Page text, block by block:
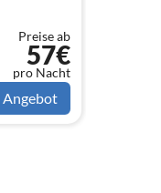
Preise ab
57€
pro Nacht
Angebot